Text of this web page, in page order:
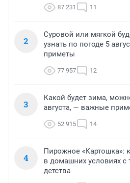
87 231 11
2
Суровой или мягкой
узнать по погоде 5
приметы
77 957 12
3
Какой будет зима,
августа, — важные
52 915 14
4
Пирожное «Картошка»:
в домашних условиях
детства